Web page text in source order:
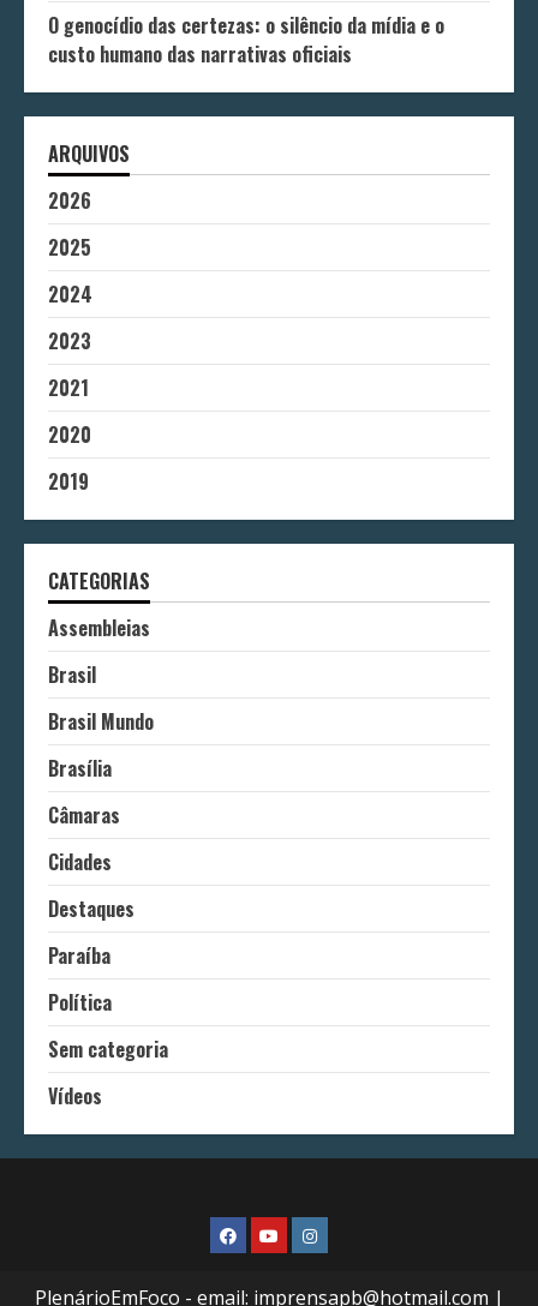
O genocídio das certezas: o silêncio da mídia e o
custo humano das narrativas oficiais
ARQUIVOS
2026
2025
2024
2023
2021
2020
2019
CATEGORIAS
Assembleias
Brasil
Brasil Mundo
Brasília
Câmaras
Cidades
Destaques
Paraíba
Política
Sem categoria
Vídeos
FaceBook
YoutubeInstagram
PlenárioEmFoco - email: imprensapb@hotmail.com |